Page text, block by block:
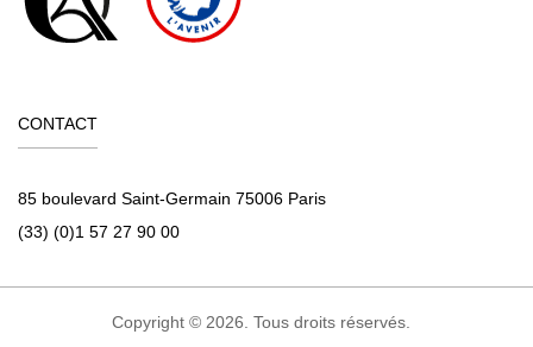
CONTACT
85 boulevard Saint-Germain 75006 Paris
(33) (0)1 57 27 90 00
Copyright © 2026. Tous droits réservés.